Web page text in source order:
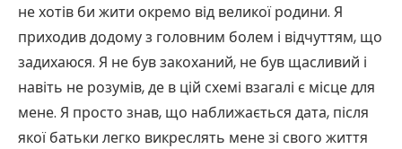
не хотів би жити окремо від великої родини. Я
приходив додому з головним болем і відчуттям, що
задихаюся. Я не був закоханий, не був щасливий і
навіть не розумів, де в цій схемі взагалі є місце для
мене. Я просто знав, що наближається дата, після
якої батьки легко викреслять мене зі свого життя